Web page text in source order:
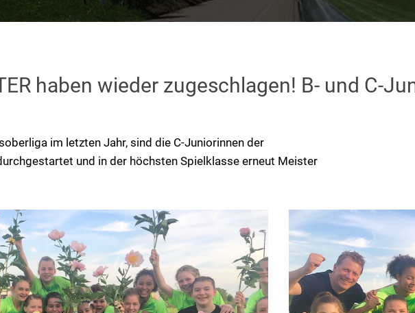
haben wieder zugeschlagen! B- und C-
im letzten Jahr, sind die C-Juniorinnen der
und in der höchsten Spielklasse erneut Meister